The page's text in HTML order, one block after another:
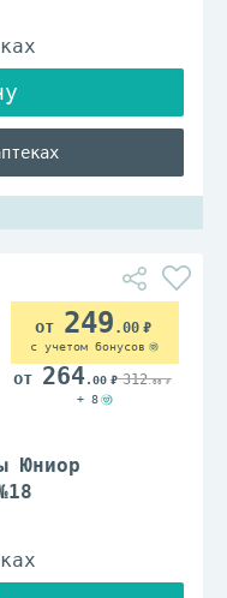
Юниор
249 .00
с учетом бонусов
264.00 312.00
+ 8